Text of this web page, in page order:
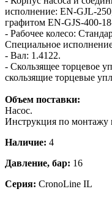
исполнение: EN-GJL-
графитом EN-GJS-400-
- Рабочее колесо:
Специальное
- Вал: 1.4122.
- Скользящее торцевое
скользящие торцевые
Объем поставки:
Насос.
Инструкция по монтажу
Наличие: 4
Давление, бар: 16
Серия: CronoLine IL